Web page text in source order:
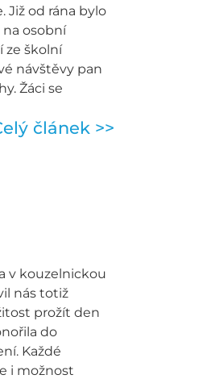
Již od rána bylo
osobní
ze školní
návštěvy pan
Žáci se
článek >>
v kouzelnickou
nás totiž
prožít den
do
Každé
i možnost